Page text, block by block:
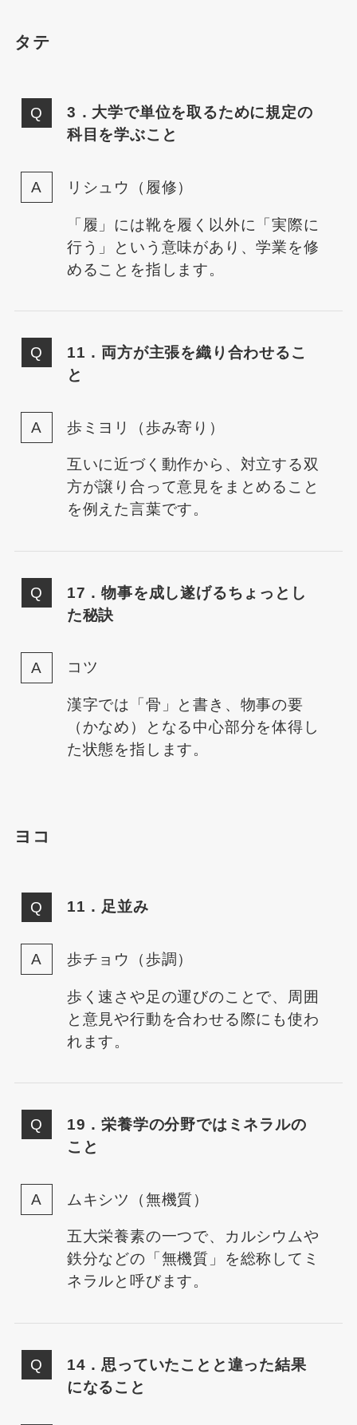
タテ
3．大学で単位を取るために規定の
科目を学ぶこと
リシュウ（履修）
「履」には靴を履く以外に「実際に
行う」という意味があり、学業を修
めることを指します。
11．両方が主張を織り合わせるこ
と
歩ミヨリ（歩み寄り）
互いに近づく動作から、対立する双
方が譲り合って意見をまとめること
を例えた言葉です。
17．物事を成し遂げるちょっとし
た秘訣
コツ
漢字では「骨」と書き、物事の要
（かなめ）となる中心部分を体得し
た状態を指します。
ヨコ
11．足並み
歩チョウ（歩調）
歩く速さや足の運びのことで、周囲
と意見や行動を合わせる際にも使わ
れます。
19．栄養学の分野ではミネラルの
こと
ムキシツ（無機質）
五大栄養素の一つで、カルシウムや
鉄分などの「無機質」を総称してミ
ネラルと呼びます。
14．思っていたことと違った結果
になること